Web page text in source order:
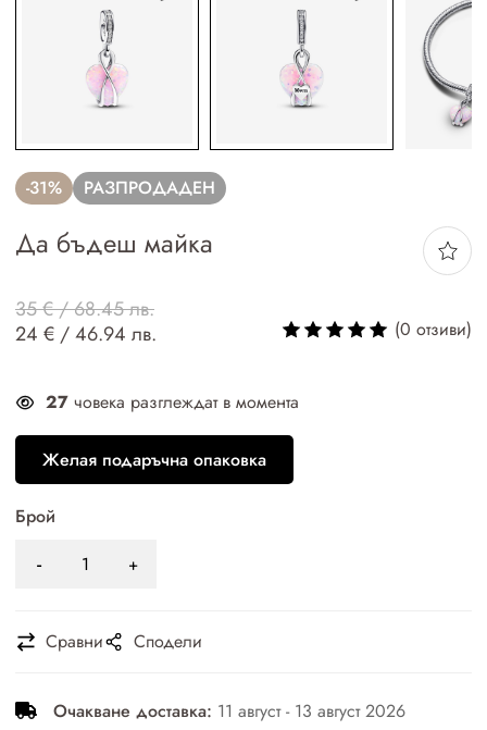
-31% РАЗПРОДАДЕН
Да бъдеш майка
35 € / 68.45 лв.
24 € / 46.94 лв.
(0 отзиви)
27 човека разглеждат в момента
Желая подаръчна опаковка
Брой
Сравни Сподели
Очакване доставка: 11 август - 13 август 2026